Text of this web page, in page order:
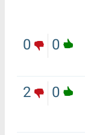
0
0
0
2